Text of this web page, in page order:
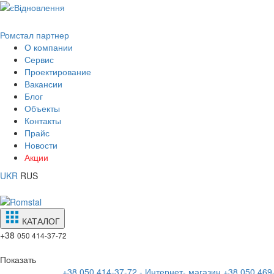
Ромстал партнер
О компании
Сервис
Проектирование
Вакансии
Блог
Объекты
Контакты
Прайс
Новости
Акции
UKR RUS
КАТАЛОГ
+38 050 414-37-72
Показать
+38 050 414-37-72 - Интернет- магазин +38 050